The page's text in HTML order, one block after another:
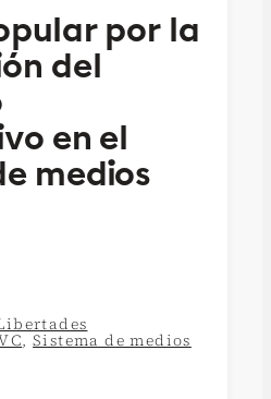
por la
del
en el
medios
,Sistema de medios